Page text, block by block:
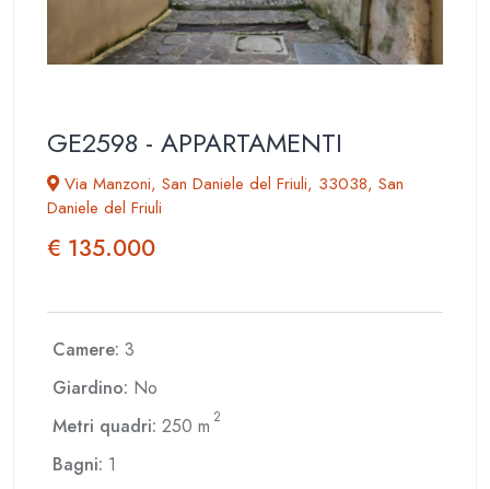
GE2598 - APPARTAMENTI
Via Manzoni, San Daniele del Friuli, 33038, San
Daniele del Friuli
€ 135.000
Camere: 3
Giardino: No
Metri quadri: 250 m 2
Bagni: 1